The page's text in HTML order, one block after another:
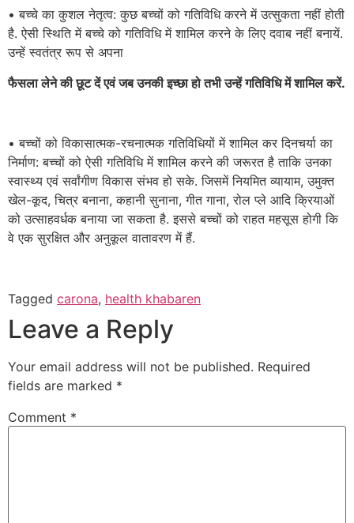
• बच्चे का कुशल नेतृत्व: कुछ बच्चों को गतिविधि करने में उत्सुकता नहीं होती
है. ऐसी स्थिति में बच्चे को गतिविधि में शामिल करने के लिए दवाब नहीं बनायें.
उन्हें स्वतंत्र रूप से अपना
फैसला लेने की छूट दें एवं जब उनकी इच्छा हो तभी उन्हें गतिविधि में शामिल करें.
• बच्चों को विकासात्मक-रचनात्मक गतिविधियों में शामिल कर दिनचर्या का
निर्माण: बच्चों को ऐसी गतिविधि में शामिल करने की जरूरत है ताकि उनका
स्वास्थ्य एवं सर्वांगीण विकास संभव हो सके. जिसमें नियमित व्यायाम, उमुक्त
खेल-कूद, चित्र बनाना, कहानी सुनाना, गीत गाना, रोल प्ले आदि क्रियाओं
को उत्साहवर्धक बनाया जा सकता है. इससे बच्चों को राहत महसूस होगी कि
वे एक सुरक्षित और अनुकूल वातावरण में हैं.
Tagged carona, health khabaren
Leave a Reply
Your email address will not be published. Required
fields are marked *
Comment *